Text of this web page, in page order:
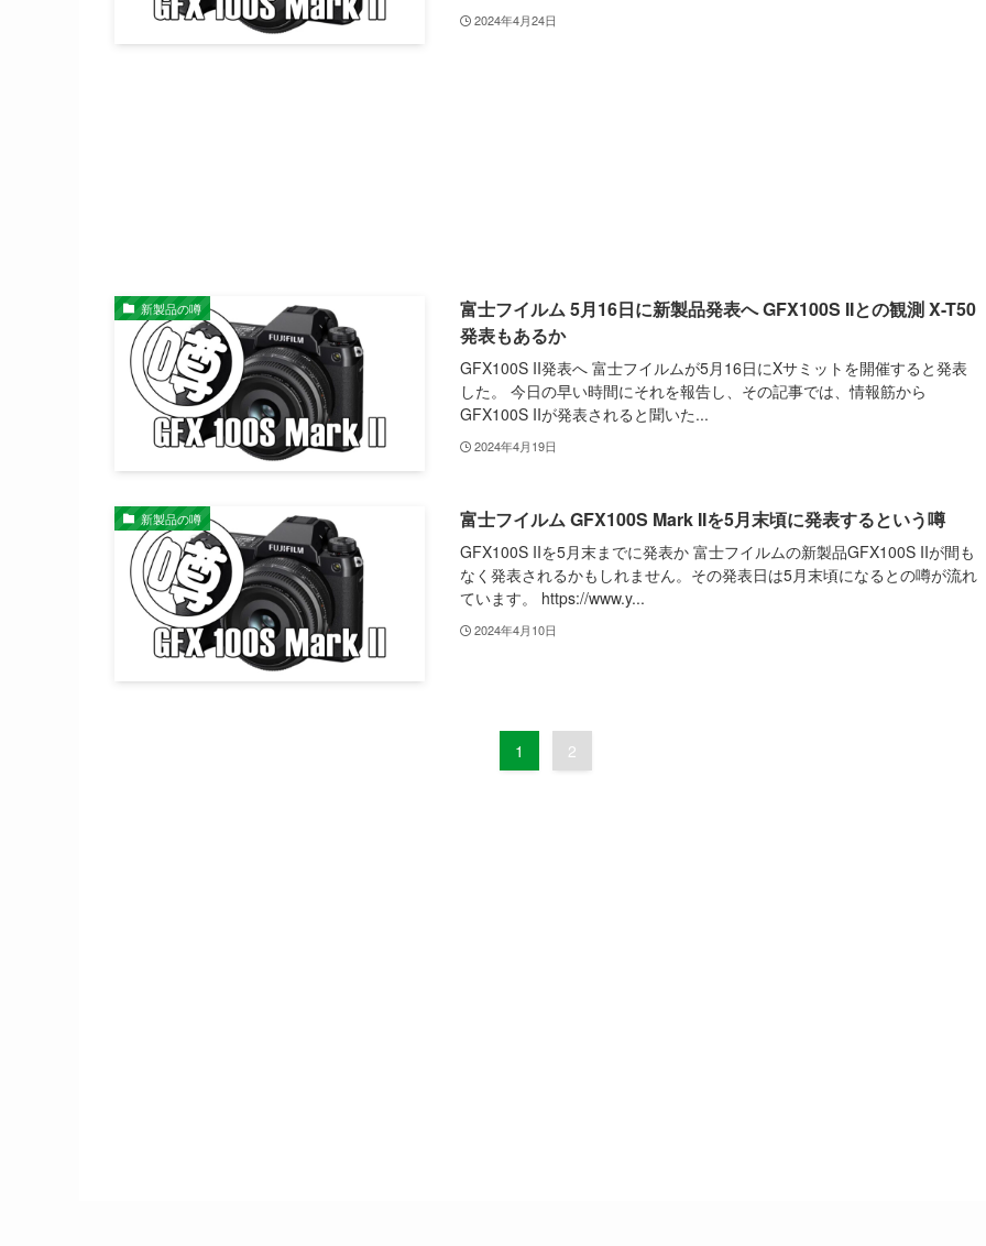
2024年4月24日
新製品の噂
富士フイルム 5月16日に新製品発表へ GFX100S IIとの観測 X-T50
発表もあるか
GFX100S II発表へ 富士フイルムが5月16日にXサミットを開催すると発表
した。 今日の早い時間にそれを報告し、その記事では、情報筋から
GFX100S IIが発表されると聞いた...
2024年4月19日
新製品の噂 富士フイルム GFX100S Mark IIを5月末頃に発表するという噂
GFX100S IIを5月末までに発表か 富士フイルムの新製品GFX100S IIが間も
なく発表されるかもしれません。その発表日は5月末頃になるとの噂が流れ
ています。 https://www.y...
2024年4月10日
1 2